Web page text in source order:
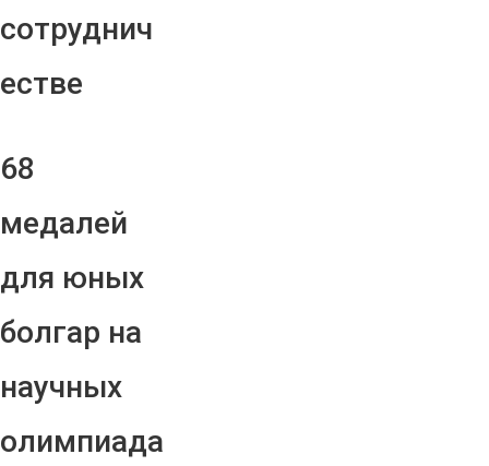
сотруднич
естве
68
медалей
для юных
болгар на
научных
олимпиада